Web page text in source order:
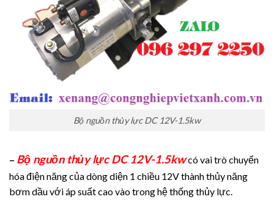
Bộ nguồn thủy lực DC 12V-1.5kw
– Bộ nguồn thủy lực DC 12V-1.5kwcó vai trò chuyển
hóa điện năng của dòng diện 1 chiều 12V thành thủy năng
bơm dầu với áp suất cao vào trong hệ thống thủy lực.